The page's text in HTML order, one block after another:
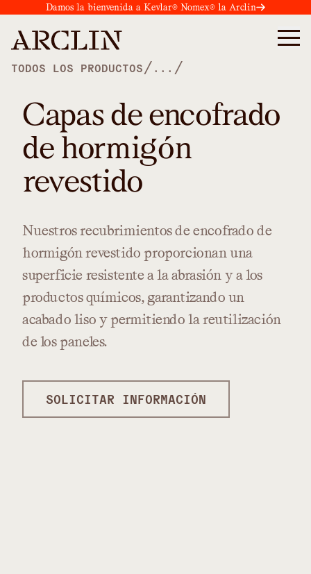
Damos la bienvenida a Kevlar® Nomex® la Arclin
TODOS LOS PRODUCTOS / ... /
Capas de encofrado
de hormigón
revestido
Nuestros recubrimientosde encofrado de
hormigón revestido proporcionan una
superficie resistente a laabrasión ya los
productosquímicos, garantizando un
acabado liso ypermitiendo la reutilización
de lospaneles.
SOLICITAR INFORMACIÓN